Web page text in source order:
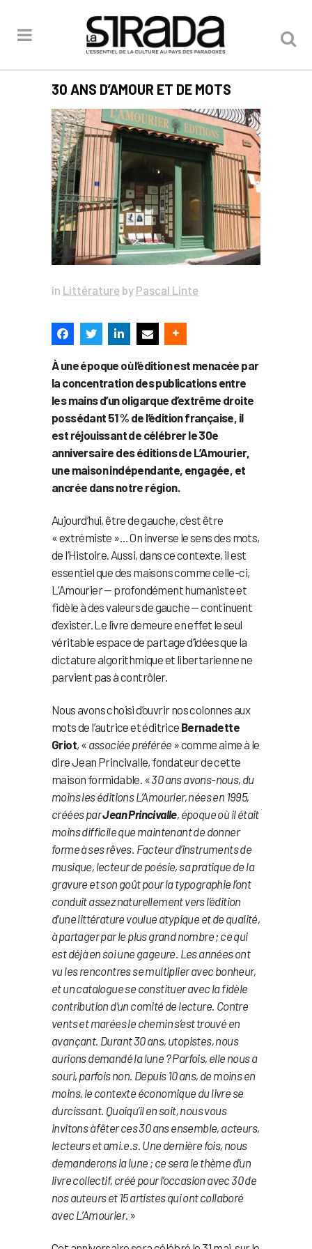
30 ANS D’AMOUR ET DE MOTS
in Littérature by Pascal Linte
À une époque où l’édition est menacée par
la concentration des publications entre
les mains d’un oligarque d’extrême droite
possédant 51 % de l’édition française, il
est réjouissant de célébrer le 30e
anniversaire des éditions de L’Amourier,
une maison indépendante, engagée, et
ancrée dans notre région.
Aujourd’hui, être de gauche, c’est être
« extrémiste »… On inverse le sens des mots,
de l’Histoire. Aussi, dans ce contexte, il est
essentiel que des maisons comme celle-ci,
L’Amourier — profondément humaniste et
fidèle à des valeurs de gauche — continuent
d’exister. Le livre demeure en effet le seul
véritable espace de partage d’idées que la
dictature algorithmique et libertarienne ne
parvient pas à contrôler.
Nous avons choisi d’ouvrir nos colonnes aux
mots de l’autrice et éditrice Bernadette
Griot, « associée préférée » comme aime à le
dire Jean Princivalle, fondateur de cette
maison formidable. «30 ans avons-nous, du
moins les éditions L’Amourier, nées en 1995,
créées parJean Princivalle, époque où il était
moins difficile que maintenant de donner
forme à ses rêves. Facteur d’instruments de
musique, lecteur de poésie, sa pratique de la
gravure et son goût pour la typographie l’ont
conduit assez naturellement vers l’édition
d’une littérature voulue atypique et de qualité,
à partager par le plus grand nombre ; ce qui
est déjà en soi une gageure. Les années ont
vu les rencontres se multiplier avec bonheur,
et un catalogue se constituer avec la fidèle
contribution d’un comité de lecture. Contre
vents et marées le chemin s’est trouvé en
avançant. Durant 30 ans, utopistes, nous
aurions demandé la lune ? Parfois, elle nous a
souri, parfois non. Depuis 10 ans, de moins en
moins, le contexte économique du livre se
durcissant. Quoiqu’il en soit, nous vous
invitons à fêter ces 30 ans ensemble, acteurs,
lecteurs et ami.e.s. Une dernière fois, nous
demanderons la lune ; ce sera le thème d’un
livre collectif, créé pour l’occasion avec 30 de
nos auteurs et 15 artistes qui ont collaboré
avec L’Amourier. »